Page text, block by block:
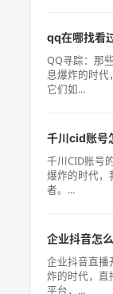
qq在哪找看
QQ寻踪：那
息爆炸的时代
它们如...
千川cid账号
千川CID账号
爆炸的时代，
者。...
企业抖音怎
企业抖音直播
炸的时代，直
平台，...